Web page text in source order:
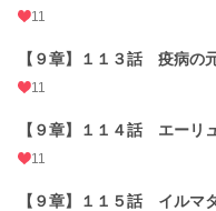
11
【９章】１１３話 疫病の
11
【９章】１１４話 エーリ
11
【９章】１１５話 イルマ